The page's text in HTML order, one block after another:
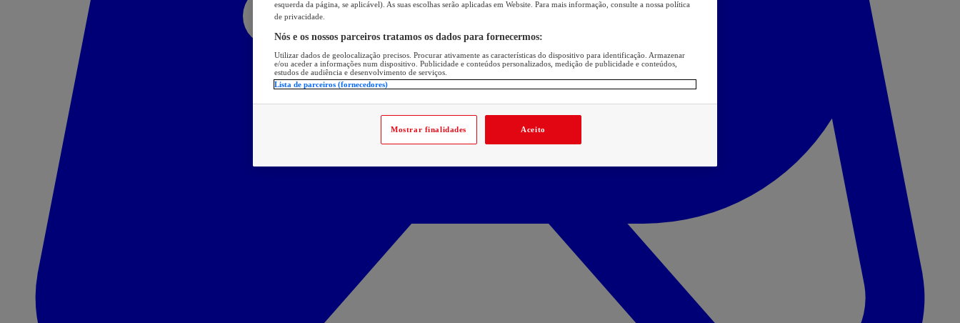
esquerda da página, se aplicável). As suas escolhas serão aplicadas em Website. Para mais informação, consulte a nossa política
de privacidade.
Nós e os nossos parceiros tratamos os dados para fornecermos:
Utilizar dados de geolocalização precisos. Procurar ativamente as características do dispositivo para identificação. Armazenar
e/ou aceder a informações num dispositivo. Publicidade e conteúdos personalizados, medição de publicidade e conteúdos,
estudos de audiência e desenvolvimento de serviços.
Lista de parceiros (fornecedores)
Mostrar finalidades Aceito